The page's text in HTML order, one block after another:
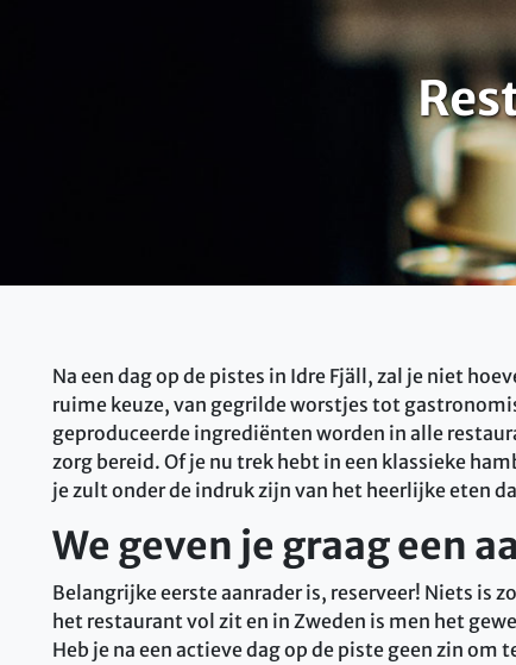
Na een dag op de pistes in Idre Fjäll, zal je niet
ruime keuze, van gegrilde worstjes tot
geproduceerde ingrediënten worden in alle
zorg bereid. Of je nu trek hebt in een klassieke
je zult onder de indruk zijn van het heerlijke eten
We geven je graag een
Belangrijke eerste aanrader is, reserveer! Niets is
het restaurant vol zit en in Zweden is men het
Heb je na een actieve dag op de piste geen zin